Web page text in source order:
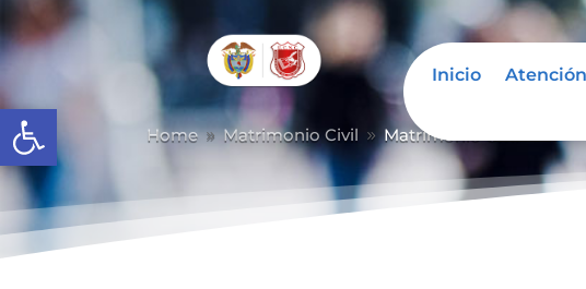
Abrir barra de herramientas
Inicio
Home 9 Matrimonio Civil 9 Matrimonio Civil